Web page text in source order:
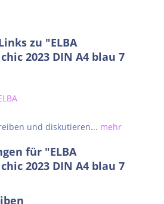
zu "ELBA
2023 DIN A4 blau 7
und diskutieren... mehr
für "ELBA
2023 DIN A4 blau 7